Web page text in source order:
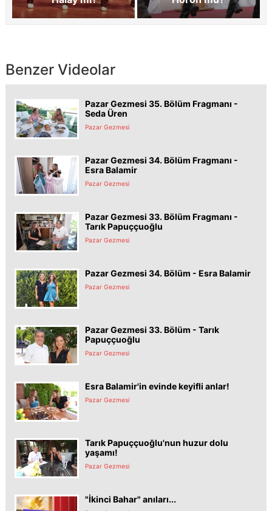
Benzer Videolar
Pazar Gezmesi 35. Bölüm Fragmanı -
Seda Üren
Pazar Gezmesi
Pazar Gezmesi 34. Bölüm Fragmanı -
Esra Balamir
Pazar Gezmesi
Pazar Gezmesi 33. Bölüm Fragmanı -
Tarık Papuççuoğlu
Pazar Gezmesi
Pazar Gezmesi 34. Bölüm - Esra Balamir
Pazar Gezmesi
Pazar Gezmesi 33. Bölüm - Tarık
Papuççuoğlu
Pazar Gezmesi
Esra Balamir'in evinde keyifli anlar!
Pazar Gezmesi
Tarık Papuççuoğlu'nun huzur dolu
yaşamı!
Pazar Gezmesi
"İkinci Bahar" anıları...